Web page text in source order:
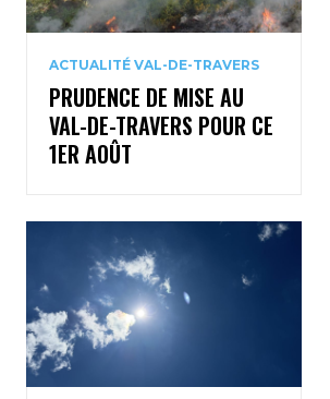
ACTUALITÉ VAL-DE-TRAVERS
PRUDENCE DE MISE AU
VAL-DE-TRAVERS POUR CE
1ER AOÛT